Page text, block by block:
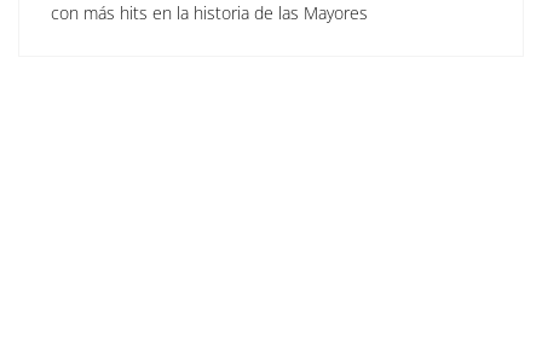
con más hits en la historia de las Mayores